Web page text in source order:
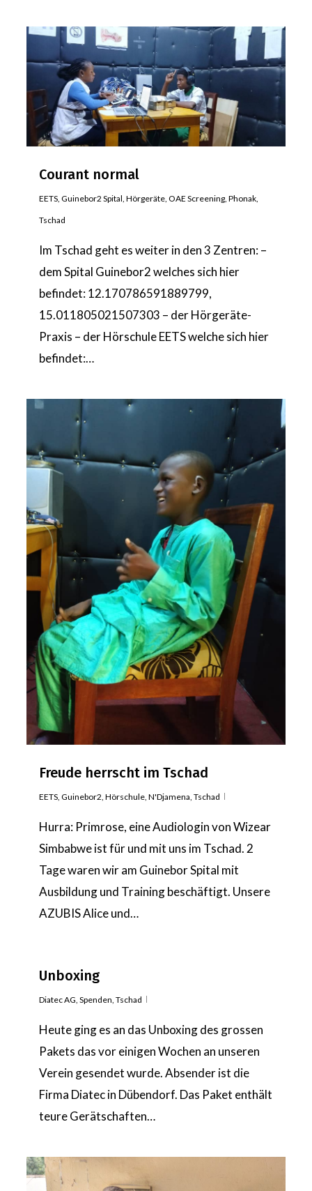
Courant normal
EETS,Guinebor2 Spital,Hörgeräte,OAE Screening,Phonak,
Tschad
Im Tschad geht es weiter in den 3 Zentren: –
dem Spital Guinebor2 welches sich hier
befindet: 12.170786591889799,
15.011805021507303 – der Hörgeräte-
Praxis – der Hörschule EETS welche sich hier
befindet:…
Freude herrscht im Tschad
EETS,Guinebor2,Hörschule,N'Djamena,Tschad
Hurra: Primrose, eine Audiologin von Wizear
Simbabwe ist für und mit uns im Tschad. 2
Tage waren wir am Guinebor Spital mit
Ausbildung und Training beschäftigt. Unsere
AZUBIS Alice und…
Unboxing
Diatec AG,Spenden,Tschad
Heute ging es an das Unboxing des grossen
Pakets das vor einigen Wochen an unseren
Verein gesendet wurde. Absender ist die
Firma Diatec in Dübendorf. Das Paket enthält
teure Gerätschaften…